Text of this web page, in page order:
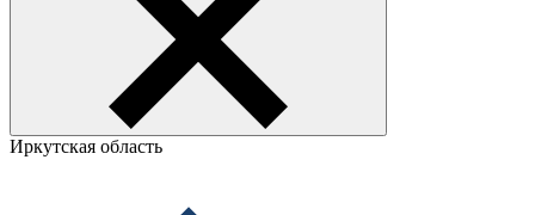
Иркутская область